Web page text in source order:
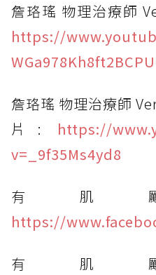
詹珞瑤 物理治療師
https://
詹珞瑤 物理治療師
片: https://
v=_9f35Ms4yd8
有肌
https://
有肌